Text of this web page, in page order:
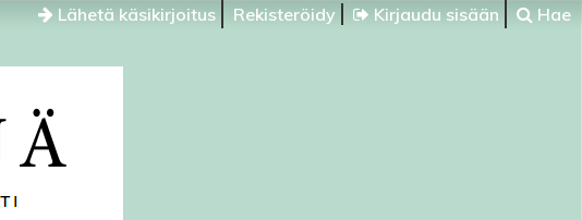
Lähetä käsikirjoitus Rekisteröidy Kirjaudu sisään Hae